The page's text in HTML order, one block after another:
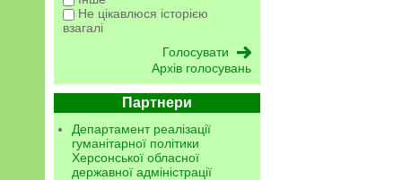
Не цікавлюся історією
взагалі
Архів голосувань
Партнери
Департамент реалізації
гуманітарної політики
Херсонської обласної
державної адміністрації